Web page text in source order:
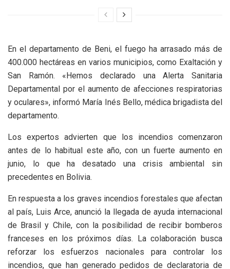
En el departamento de Beni, el fuego ha arrasado más de
400.000 hectáreas en varios municipios, como Exaltación y
San Ramón. «Hemos declarado una Alerta Sanitaria
Departamental por el aumento de afecciones respiratorias
y oculares», informó María Inés Bello, médica brigadista del
departamento.
Los expertos advierten que los incendios comenzaron
antes de lo habitual este año, con un fuerte aumento en
junio, lo que ha desatado una crisis ambiental sin
precedentes en Bolivia.
En respuesta a los graves incendios forestales que afectan
al país, Luis Arce, anunció la llegada de ayuda internacional
de Brasil y Chile, con la posibilidad de recibir bomberos
franceses en los próximos días. La colaboración busca
reforzar los esfuerzos nacionales para controlar los
incendios, que han generado pedidos de declaratoria de